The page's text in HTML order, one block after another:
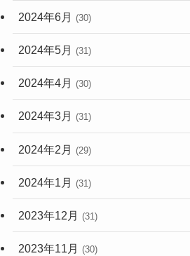
2024年6月 (30)
2024年5月 (31)
2024年4月 (30)
2024年3月 (31)
2024年2月 (29)
2024年1月 (31)
2023年12月 (31)
2023年11月 (30)